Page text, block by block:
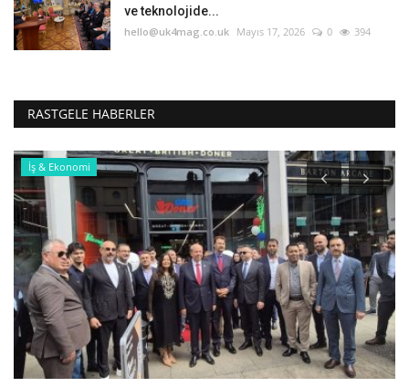
ve teknolojide...
hello@uk4mag.co.uk Mayıs 17, 2026 0 394
RASTGELE HABERLER
İş & Ekonomi